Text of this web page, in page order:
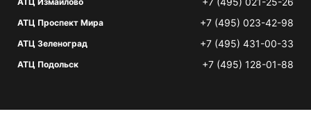
АТЦ Проспект Мира +7 (495) 023-42-98
АТЦ Зеленоград +7 (495) 431-00-33
АТЦ Подольск +7 (495) 128-01-88